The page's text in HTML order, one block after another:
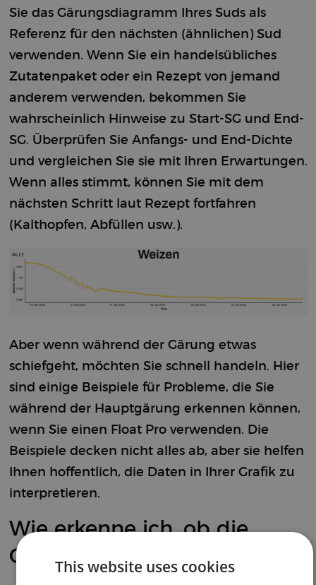
Sie das Gärungsdiagramm Ihres Suds als
Referenz für den nächsten (ähnlichen) Sud
verwenden. Wenn Sie ein handelsübliches
Zutatenpaket oder ein Rezept von jemand
anderem verwenden, bekommen Sie
wahrscheinlich Hinweise zu Start-SG und End-
SG. Überprüfen Sie Anfangs- und End-Dichte
und vergleichen Sie sie mit Ihren Erwartungen.
Wenn alles stimmt, können Sie mit dem
nächsten Schritt laut Rezept fortfahren
(Kalthopfen, Abfüllen usw.).
Aber wenn während der Gärung etwas
schiefgeht, möchten Sie schnell handeln. Hier
sind einige Beispiele für Probleme, die Sie
während der Hauptgärung erkennen können,
wenn Sie einen Float Pro verwenden. Die
Beispiele decken nicht alles ab, aber sie helfen
Ihnen hoffentlich, die Daten in Ihrer Grafik zu
interpretieren.
Wie erkenne ich, ob die
Gärung begonnen hat?
This website uses cookies